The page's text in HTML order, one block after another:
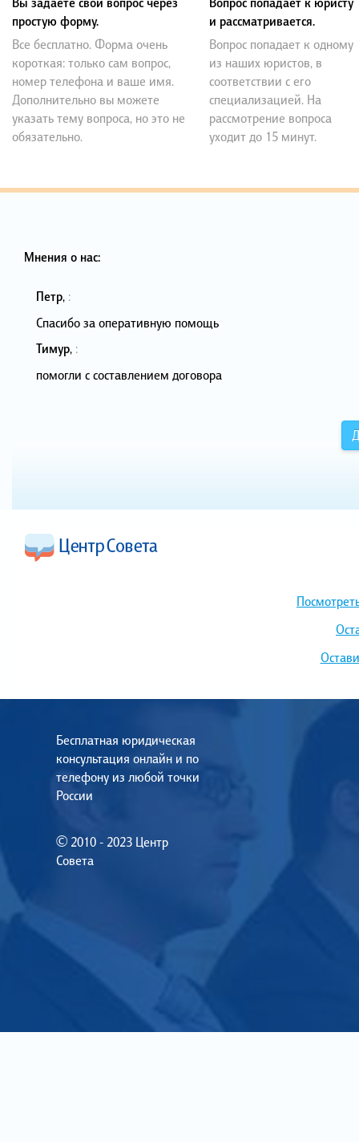
простую форму.
Все бесплатно. Форма очень
короткая: только сам вопрос,
номер телефона и ваше имя.
Дополнительно вы можете
указать тему вопроса, но это не
обязательно.
и рассматривается.
Вопрос попадает к одному
из наших юристов, в
соответствии с его
специализацией. На
рассмотрение вопроса
уходит до 15 минут.
Мнения о нас:
Петр, :
Спасибо за оперативную помощь
Тимур, :
помогли с составлением договора
Бесплатная юридическая
консультация онлайн и по
телефону из любой точки
России
© 2010 - 2023 Центр
Совета